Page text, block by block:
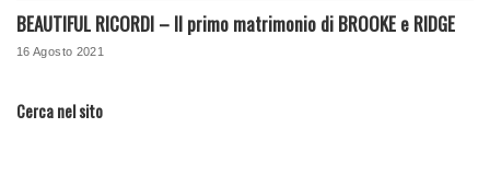
BEAUTIFUL RICORDI – Il primo matrimonio di BROOKE e RIDGE
16 Agosto 2021
Cerca nel sito